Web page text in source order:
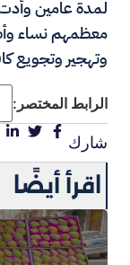
معظمهم نساء
وتهجير وتجويع
الرابط المختصر:
شارك
اقرأ أيضًا